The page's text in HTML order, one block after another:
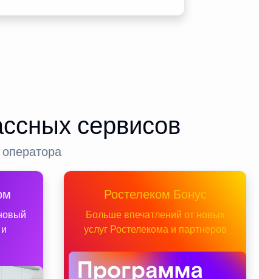
сервисов
оператора
Ростелеком Бонус
Больше впечатлений от новых
услуг Ростелекома и партнеров